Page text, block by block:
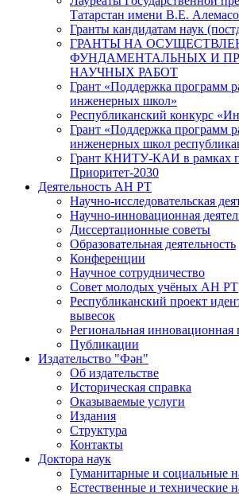
Татарстан имени В.Е.
Гранты кандидатам наук
ГРАНТЫ НА
ФУНДАМЕНТАЛЬНЫХ И
НАУЧНЫХ РАБОТ
Грант «Поддержка программ
инженерных школ»
Республиканский конкурс
Грант «Поддержка программ
инженерных школ
Грант КНИТУ-КАИ в рамках
Приоритет-2030
Деятельность АН РТ
Научно-исследовательская
Научно-инновационная
Диссертационные советы
Образовательная деятельность
Конференции
Научное сотрудничество
Совет молодых учёных АН РТ
Республиканский проект
вывесок
Региональная инновационная
Публикации
Издательство "Фән"
Об издательстве
Историческая справка
Оказываемые услуги
Издания
Структура
Контакты
Доктора наук
Гуманитарные и социальные
Естественные и технические